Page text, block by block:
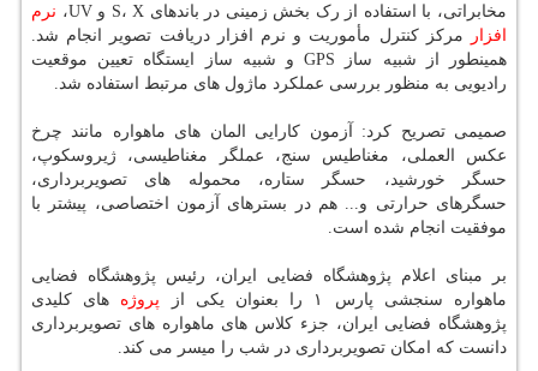
مخابراتی، با استفاده از رک بخش زمینی در باندهای S، X و UV،
نرم
افزار
مرکز کنترل مأموریت و نرم افزار دریافت تصویر انجام شد.
همینطور از شبیه ساز GPS و شبیه ساز ایستگاه تعیین موقعیت
رادیویی به منظور بررسی عملکرد ماژول های مرتبط استفاده شد.
صمیمی تصریح کرد: آزمون کارایی المان های ماهواره مانند چرخ
عکس العملی، مغناطیس سنج، عملگر مغناطیسی، ژیروسکوپ،
حسگر خورشید، حسگر ستاره، محموله های تصویربرداری،
حسگرهای حرارتی و... هم در بسترهای آزمون اختصاصی، پیشتر با
موفقیت انجام شده است.
بر مبنای اعلام پژوهشگاه فضایی ایران، رئیس پژوهشگاه فضایی
ماهواره سنجشی پارس ۱ را بعنوان یکی از
پروژه های کلیدی
پژوهشگاه فضایی ایران، جزء کلاس های ماهواره های تصویربرداری
دانست که امکان تصویربرداری در شب را میسر می کند.